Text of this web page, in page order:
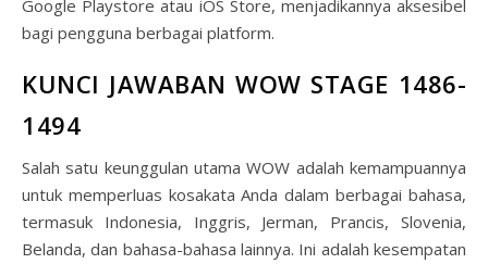
Google Playstore atau iOS Store, menjadikannya aksesibel
bagi pengguna berbagai platform.
KUNCI JAWABAN WOW STAGE 1486-
1494
Salah satu keunggulan utama WOW adalah kemampuannya
untuk memperluas kosakata Anda dalam berbagai bahasa,
termasuk Indonesia, Inggris, Jerman, Prancis, Slovenia,
Belanda, dan bahasa-bahasa lainnya. Ini adalah kesempatan